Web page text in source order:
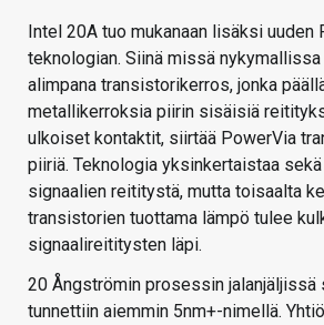
Intel 20A tuo mukanaan lisäksi uuden
teknologian. Siinä missä
alimpana transistorikerros, jonka
metallikerroksia piirin sisäisiä
ulkoiset kontaktit, siirtää PowerVia
piiriä. Teknologia yksinkertaistaa
signaalien reititystä, mutta toisaalta
transistorien tuottama lämpö tulee
signaalireititysten läpi.
20 Ångströmin prosessin jalanjäljissä
tunnettiin aiemmin 5nm+-nimellä.